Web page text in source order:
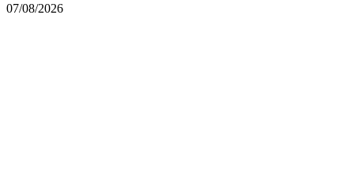
07/08/2026